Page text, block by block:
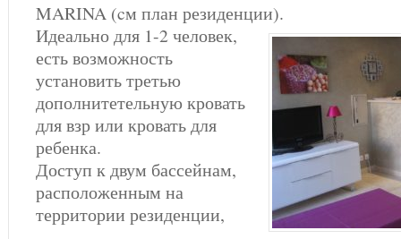
MARINA (cм план резиденции).
Идеально для 1-2 человек,
есть возможность
установить третью
дополнитетельную кровать
для взр или кровать для
ребенка.
Доступ к двум бассейнам,
расположенным на
территории резиденции,